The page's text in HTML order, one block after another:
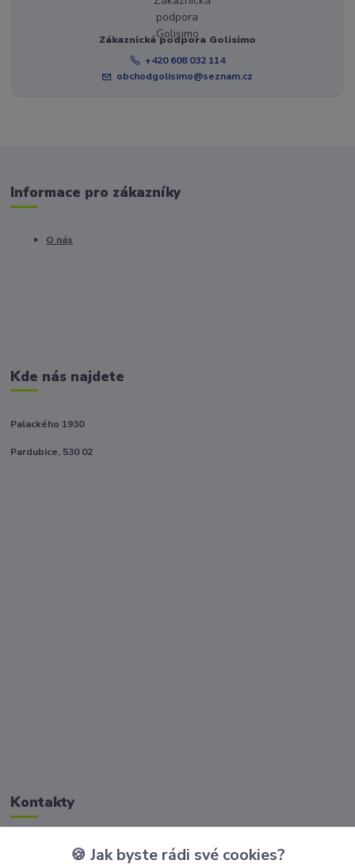
Zákaznická podpora Golisimo
+420 608 032 114
obchodgolisimo@seznam.cz
Informace pro zákazníky
O nás
Kde nás najdete
Palackého 1930
Pardubice, 530 02
Kontakty
Zákaznická podpora Golisimo
🍪 Jak byste rádi své cookies?